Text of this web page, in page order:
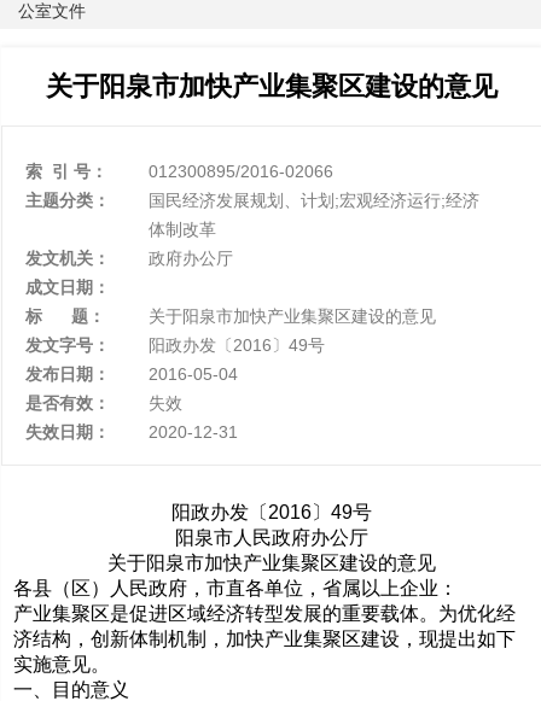
公室文件
关于阳泉市加快产业集聚区建设的意见
索 引 号：
012300895/2016-02066
主题分类：
国民经济发展规划、计划;宏观经济运行;经济
体制改革
发文机关：
政府办公厅
成文日期：
标 题：
关于阳泉市加快产业集聚区建设的意见
发文字号：
阳政办发〔2016〕49号
发布日期：
2016-05-04
是否有效：
失效
失效日期：
2020-12-31
阳政办发〔2016〕49号
阳泉市人民政府办公厅
关于阳泉市加快产业集聚区建设的意见
各县（区）人民政府，市直各单位，省属以上企业：
产业集聚区是促进区域经济转型发展的重要载体。为优化经
济结构，创新体制机制，加快产业集聚区建设，现提出如下
实施意见。
一、目的意义